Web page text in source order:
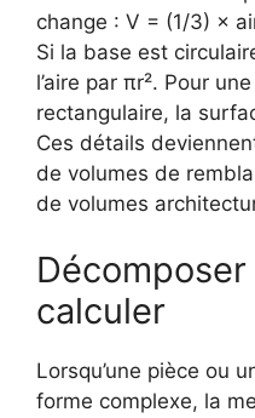
change : V = (1/3) ×
Si la base est
l’aire par πr². Pour
rectangulaire, la
Ces détails
de volumes de
de volumes
calculer
Lorsqu’une pièce ou
forme complexe, la